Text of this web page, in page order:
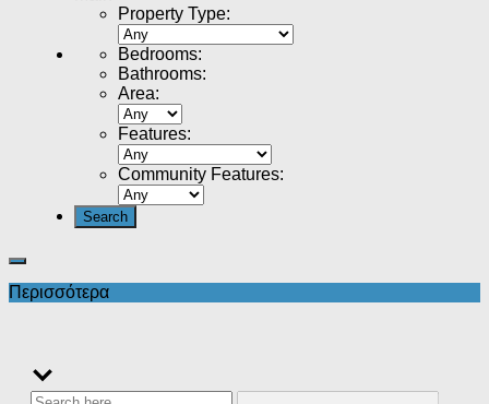
Property Type:
Bedrooms:
Bathrooms:
Area:
Features:
Community Features:
Περισσότερα